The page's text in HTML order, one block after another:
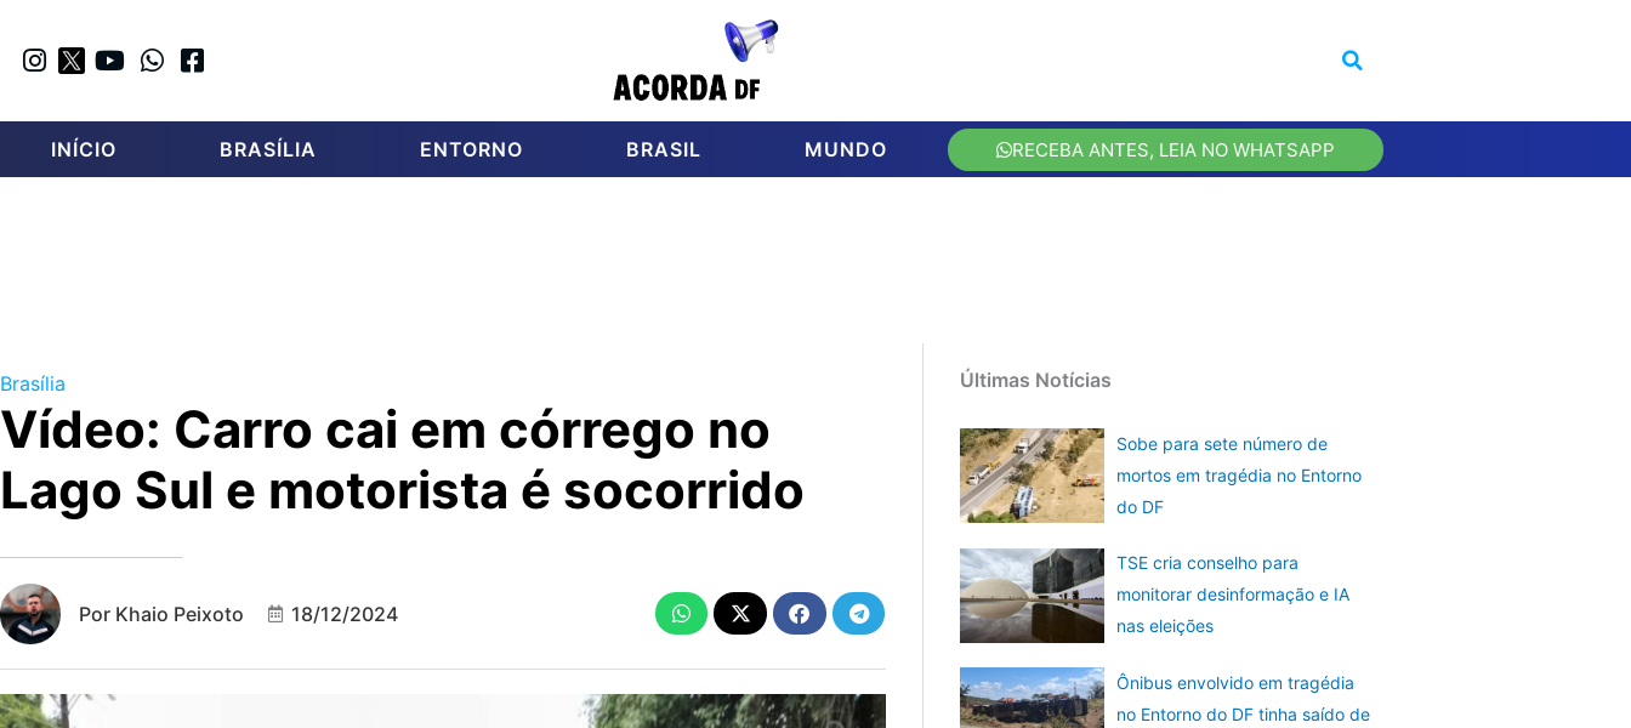
INÍCIO BRASÍLIA ENTORNO BRASIL MUNDO RECEBA ANTES, LEIA NO WHATSAPP
Brasília
Vídeo: Carro cai em córrego no
Lago Sul e motorista é socorrido
Por Khaio Peixoto 18/12/2024
Últimas Notícias
Sobe para sete número de
mortos em tragédia no Entorno
do DF
TSE cria conselho para
monitorar desinformação e IA
nas eleições
Ônibus envolvido em tragédia
no Entorno do DF tinha saído de